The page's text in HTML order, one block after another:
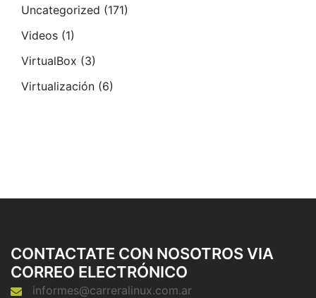
Uncategorized (171)
Videos (1)
VirtualBox (3)
Virtualización (6)
CONTACTATE CON NOSOTROS VIA
CORREO ELECTRÓNICO
informes@carreralinux.com.ar